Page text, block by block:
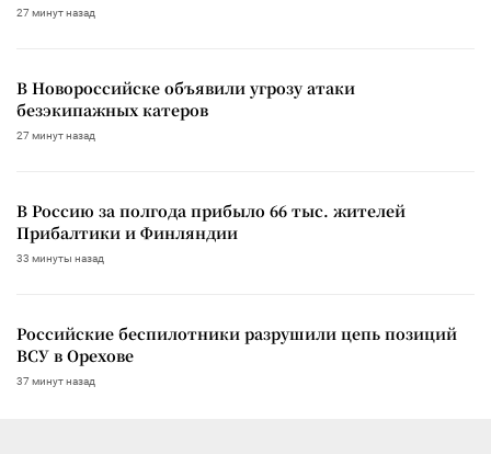
27 минут назад
В Новороссийске объявили угрозу атаки
безэкипажных катеров
27 минут назад
В Россию за полгода прибыло 66 тыс. жителей
Прибалтики и Финляндии
33 минуты назад
Российские беспилотники разрушили цепь позиций
ВСУ в Орехове
37 минут назад